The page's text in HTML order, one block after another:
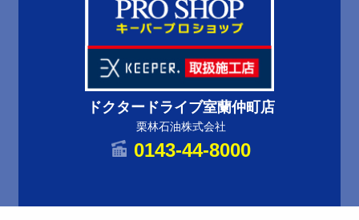
ドクタードライブ室蘭仲町店
栗林石油株式会社
0143-44-8000